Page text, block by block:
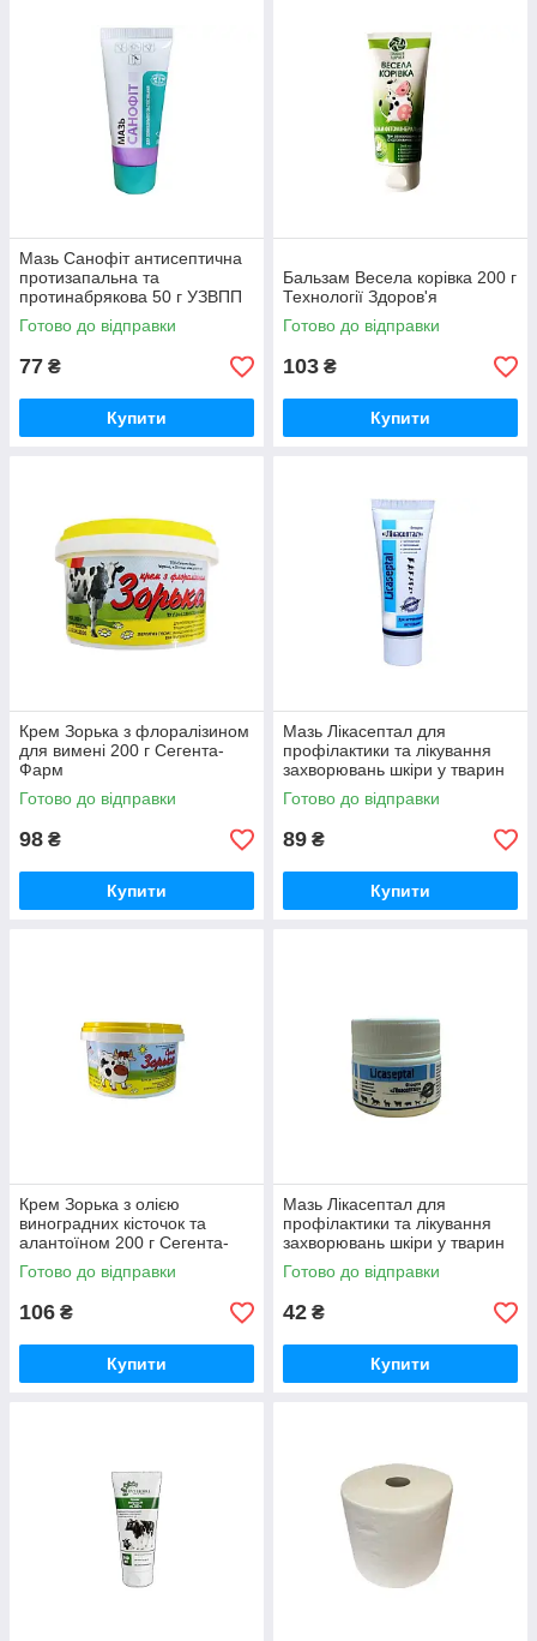
Мазь Санофіт антисептична
протизапальна та
протинабрякова 50 г УЗВПП
Готово до відправки
77 ₴
Купити
Бальзам Весела корівка 200 г
Технології Здоров'я
Готово до відправки
103 ₴
Купити
Крем Зорька з флоралізином
для вимені 200 г Сегента-
Фарм
Готово до відправки
98 ₴
Купити
Мазь Лікасептал для
профілактики та лікування
захворювань шкіри у тварин
100 г Круг
Готово до відправки
89 ₴
Купити
Крем Зорька з олією
виноградних кісточок та
алантоїном 200 г Сегента-
Фарм
Готово до відправки
106 ₴
Купити
Мазь Лікасептал для
профілактики та лікування
захворювань шкіри у тварин
20 г Круг
Готово до відправки
42 ₴
Купити